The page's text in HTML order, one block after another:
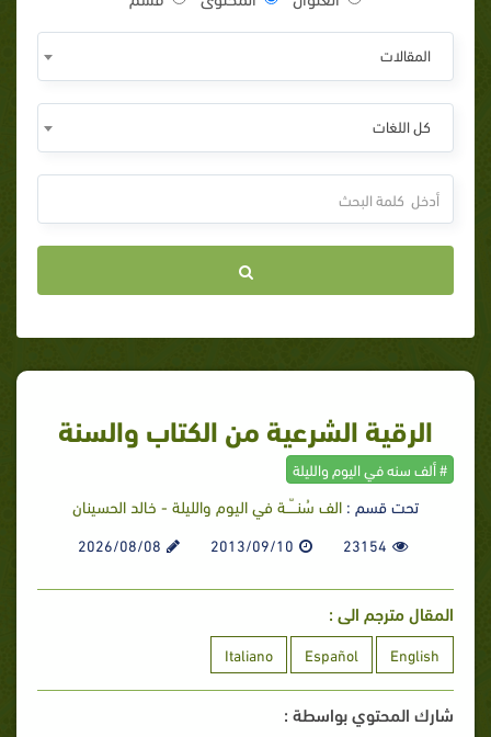
المقالات
كل اللغات
الرقية الشرعية من الكتاب والسنة
# ألف سنه في اليوم والليلة
تحت قسم : الف سُنـــّــة في اليوم والليلة - خالد الحسينان
23154
2013/09/10
2026/08/08
المقال مترجم الى :
English
Español
Italiano
شارك المحتوي بواسطة :